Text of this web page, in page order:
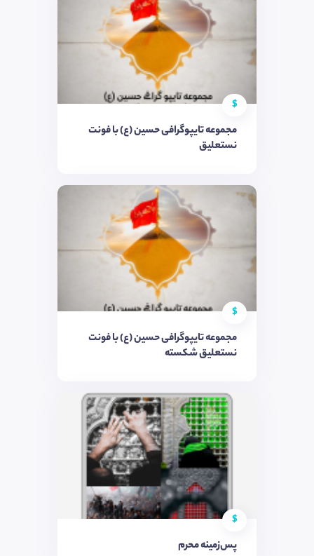
$
مجموعه تایپوگرافی حسین (ع) با فونت
نستعلیق
$
مجموعه تایپوگرافی حسین (ع) با فونت
نستعلیق شکسته
$
پس‌زمینه محرم